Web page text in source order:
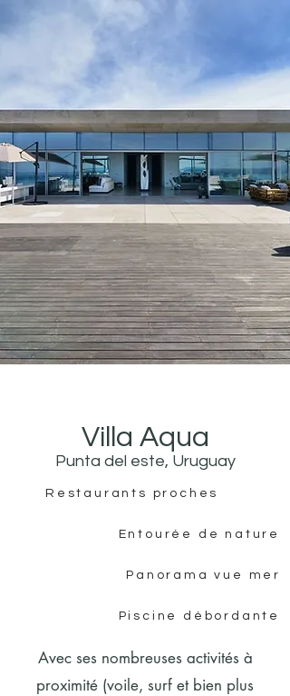
Villa Aqua
Punta del este, Uruguay
Restaurants proches
Entourée de nature
Panorama vue mer
Piscine débordante
Avec ses nombreuses activités à
proximité (voile, surf et bien plus